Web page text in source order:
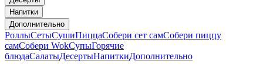
Напитки
Дополнительно
РоллыСетыСушиПиццаСобери сет самСобери пиццу
самСобери WokСупыГорячие
блюдаСалатыДесертыНапиткиДополнительно